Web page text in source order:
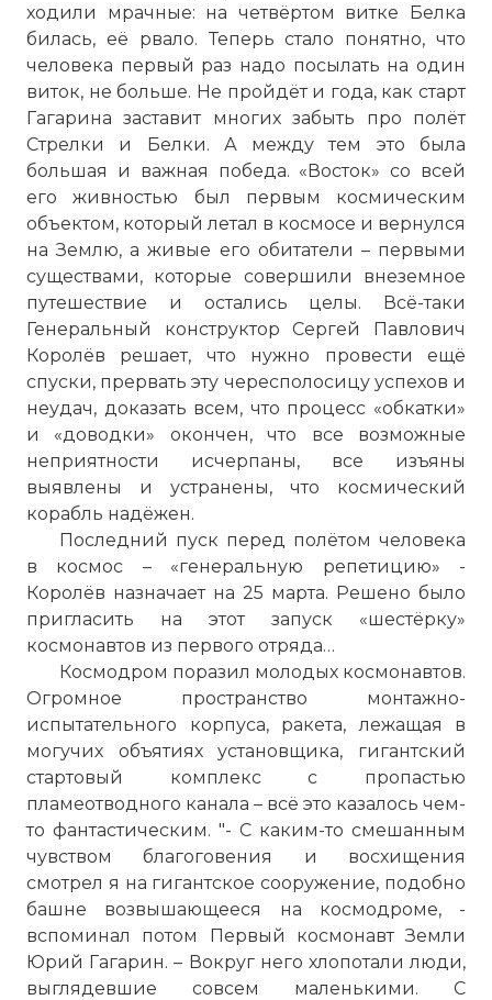
ходили мрачные: на четвёртом витке Белка
билась, её рвало. Теперь стало понятно, что
человека первый раз надо посылать на один
виток, не больше. Не пройдёт и года, как старт
Гагарина заставит многих забыть про полёт
Стрелки и Белки. А между тем это была
большая и важная победа. «Восток» со всей
его живностью был первым космическим
объектом, который летал в космосе и вернулся
на Землю, а живые его обитатели – первыми
существами, которые совершили внеземное
путешествие и остались целы. Всё-таки
Генеральный конструктор Сергей Павлович
Королёв решает, что нужно провести ещё
спуски, прервать эту чересполосицу успехов и
неудач, доказать всем, что процесс «обкатки»
и «доводки» окончен, что все возможные
неприятности исчерпаны, все изъяны
выявлены и устранены, что космический
корабль надёжен.
Последний пуск перед полётом человека
в космос – «генеральную репетицию» -
Королёв назначает на 25 марта. Решено было
пригласить на этот запуск «шестёрку»
космонавтов из первого отряда…
Космодром поразил молодых космонавтов.
Огромное пространство монтажно-
испытательного корпуса, ракета, лежащая в
могучих объятиях установщика, гигантский
стартовый комплекс с пропастью
пламеотводного канала – всё это казалось чем-
то фантастическим. "- С каким-то смешанным
чувством благоговения и восхищения
смотрел я на гигантское сооружение, подобно
башне возвышающееся на космодроме, -
вспоминал потом Первый космонавт Земли
Юрий Гагарин. – Вокруг него хлопотали люди,
выглядевшие совсем маленькими. С